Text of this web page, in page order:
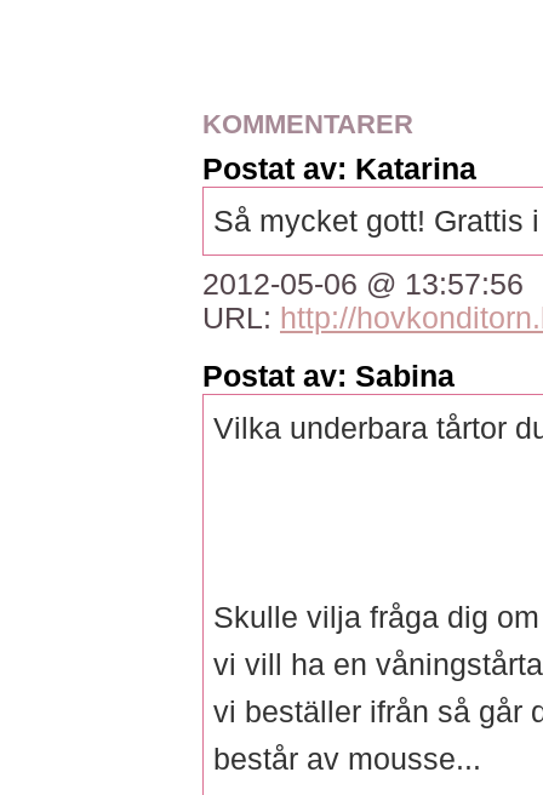
KOMMENTARER
Postat av: Katarina
Så mycket gott! Grattis
2012-05-06 @ 13:57:56
URL: http://
Postat av: Sabina
Vilka underbara tårtor
Skulle vilja fråga dig
vi vill ha en
vi beställer ifrån så går
består av mousse...